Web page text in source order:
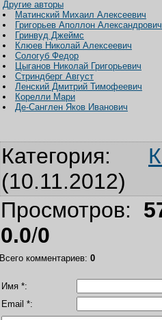
Другие авторы
Матинский Михаил Алексеевич
Григорьев Аполлон Александрович
Гринвуд Джеймс
Клюев Николай Алексеевич
Сологуб Федор
Цыганов Николай Григорьевич
Стриндберг Август
Ленский Дмитрий Тимофеевич
Корелли Мари
Де-Санглен Яков Иванович
Категория:
(10.11.2012)
Просмотров:
0.0/0
Всего комментариев: 0
Имя *:
Email *: